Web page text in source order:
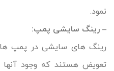
نمود.
– رینگ سایشی پمپ:
رینگ های سایشی در پمپ
تعویض هستند که وجود